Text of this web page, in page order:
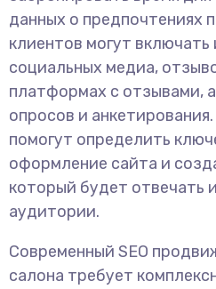
данных о предпочтениях
клиентов могут
социальных медиа,
платформах с отзывами,
опросов и
помогут определить
оформление сайта и
который будет отвечать
аудитории.
Современный SEO
салона требует